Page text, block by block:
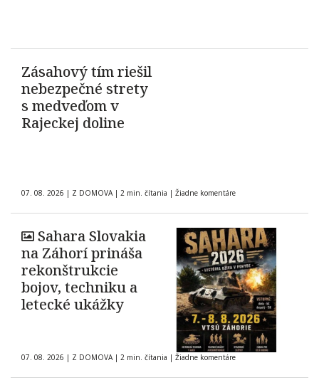
Zásahový tím riešil
nebezpečné strety
s medveďom v
Rajeckej doline
07. 08. 2026 | Z DOMOVA | 2 min. čítania | Žiadne komentáre
Sahara Slovakia
na Záhorí prináša
rekonštrukcie
bojov, techniku a
letecké ukážky
07. 08. 2026 | Z DOMOVA | 2 min. čítania | Žiadne komentáre